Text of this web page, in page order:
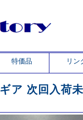
特価品 リン
ア 次回入荷